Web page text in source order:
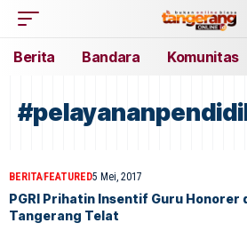
Berita Bandara Komunitas
BERITAFEATURED5 Mei, 2017
PGRI Prihatin Insentif Guru Honorer
Tangerang Telat